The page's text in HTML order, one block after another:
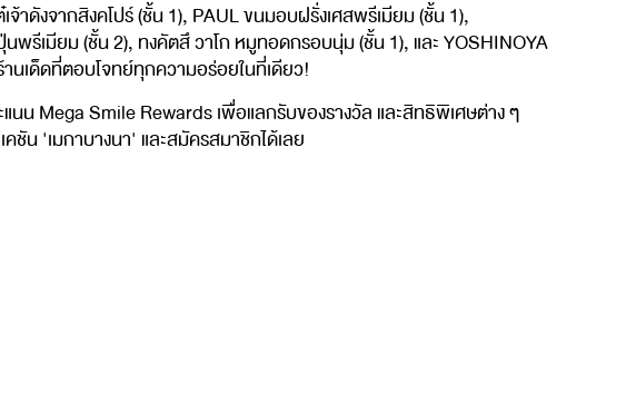
ดังจากสิงคโปร์ (ชั้น 1), PAUL ขนมอบฝรั่งเศสพรีเมียม (ชั้น 1),
เมียม (ชั้น 2), ทงคัตสึ วาโก หมูทอดกรอบนุ่ม (ชั้น 1), และ YOSHINOYA
นเด็ดที่ตอบโจทย์ทุกความอร่อยในที่เดียว!
Mega Smile Rewards เพื่อแลกรับของรางวัล และสิทธิพิเศษต่าง ๆ
ชัน 'เมกาบางนา' และสมัครสมาชิกได้เลย